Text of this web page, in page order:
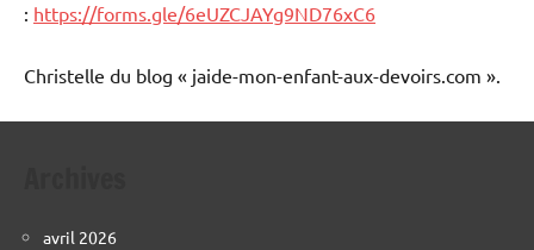
: https://forms.gle/6eUZCJAYg9ND76xC6
Christelle du blog « jaide-mon-enfant-aux-devoirs.com ».
avril 2026